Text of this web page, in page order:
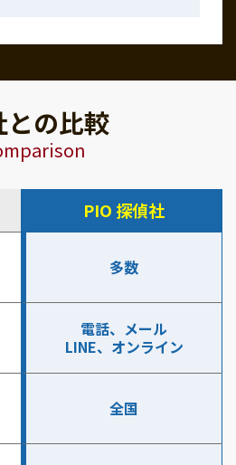
との比較
PIO 探偵社
多数
電話、メール
LINE、オンライン
全国